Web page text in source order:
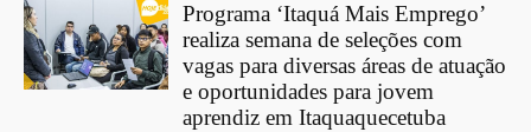
Programa ‘Itaquá Mais Emprego’
realiza semana de seleções com
vagas para diversas áreas de atuação
e oportunidades para jovem
aprendiz em Itaquaquecetuba